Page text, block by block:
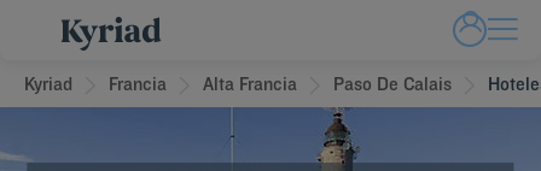
Kyriad Francia Alta Francia Paso De Calais